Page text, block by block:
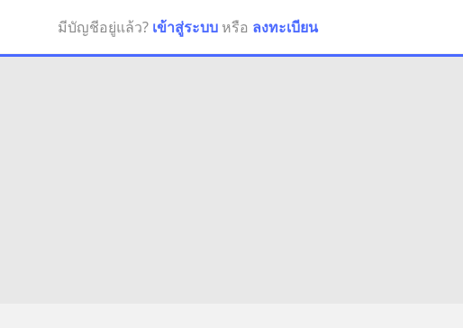
มีบัญชีอยู่แล้ว? เข้าสู่ระบบ หรือ ลงทะเบียน